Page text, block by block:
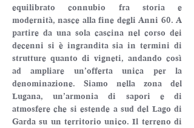
equilibrato connubio fra storia e
modernità, nasce alla fine degli Anni 60. A
partire da una sola cascina nel corso dei
decenni si è ingrandita sia in termini di
strutture quanto di vigneti, andando così
ad ampliare un’offerta unica per la
denominazione. Siamo nella zona del
Lugana, un’armonia di sapori e di
atmosfere che si estende a sud del Lago di
Garda su un territorio unico. Il terreno di